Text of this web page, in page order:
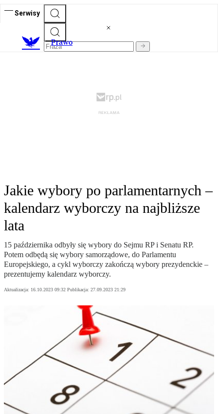
Serwisy
Prawo
Jakie wybory po parlamentarnych –
kalendarz wyborczy na najbliższe
lata
15 października odbyły się wybory do Sejmu RP i Senatu RP.
Potem odbędą się wybory samorządowe, do Parlamentu
Europejskiego, a cykl wyborczy zakończą wybory prezydenckie –
prezentujemy kalendarz wyborczy.
Aktualizacja: 16.10.2023 09:32 Publikacja: 27.09.2023 21:29